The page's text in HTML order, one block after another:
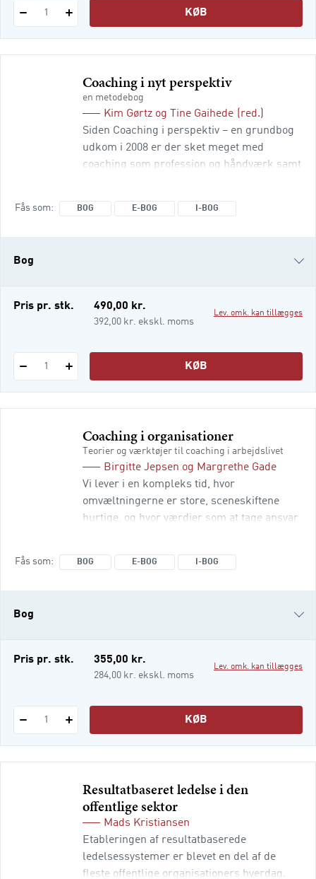
1 KØB
Coaching i nyt perspektiv
en metodebog
Kim Gørtz og Tine Gaihede
(red.)
Siden Coaching i perspektiv – en grundbog
udkom i 2008 er der sket meget med
coaching som profession og håndværk samt
Fås som BOG E-BOG I-BOG
Bog
e-bog
Pris pr. stk. 490,00 kr.
392,00 kr. ekskl. moms
Lev. omk. kan tillægges
1 KØB
Coaching i organisationer
Teorier og værktøjer til coaching i arbejdslivet
Birgitte Jepsen og Margrethe Gade
Vi lever i en kompleks tid, hvor
omvæltningerne er store, sceneskiftene
hurtige, og hvor værdier som at tage ansvar
Fås som BOG E-BOG I-BOG
Bog
e-bog
Pris pr. stk. 355,00 kr.
284,00 kr. ekskl. moms
Lev. omk. kan tillægges
1 KØB
Resultatbaseret ledelse i den
offentlige sektor
Mads Kristiansen
Etableringen af resultatbaserede
ledelsessystemer er blevet en del af de
fleste offentlige organisationers hverdag.